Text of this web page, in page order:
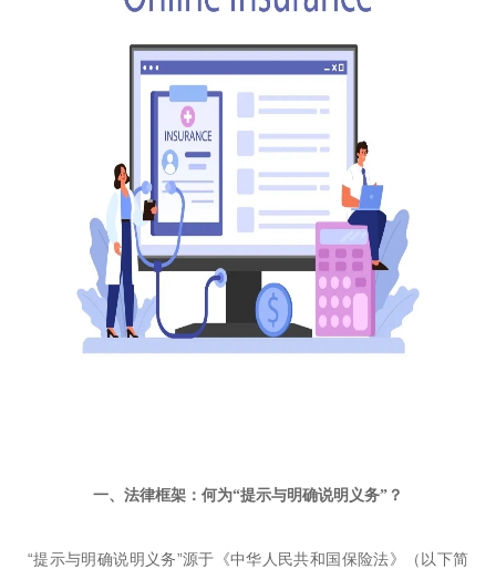
一、法律框架： 何为“提示与明确说明义务”？
“提示与明确说明义务”源于《中华人民共和国保险法》（以下简